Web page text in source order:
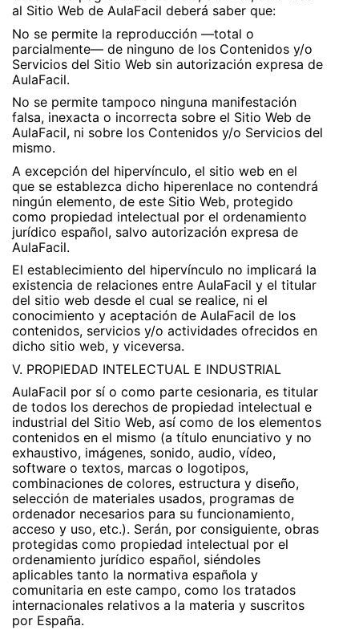
al Sitio Web de AulaFacil deberá saber que:
No se permite la reproducción —total o
parcialmente— de ninguno de los Contenidos y/o
Servicios del Sitio Web sin autorización expresa de
AulaFacil.
No se permite tampoco ninguna manifestación
falsa, inexacta o incorrecta sobre el Sitio Web de
AulaFacil, ni sobre los Contenidos y/o Servicios del
mismo.
A excepción del hipervínculo, el sitio web en el
que se establezca dicho hiperenlace no contendrá
ningún elemento, de este Sitio Web, protegido
como propiedad intelectual por el ordenamiento
jurídico español, salvo autorización expresa de
AulaFacil.
El establecimiento del hipervínculo no implicará la
existencia de relaciones entre AulaFacil y el titular
del sitio web desde el cual se realice, ni el
conocimiento y aceptación de AulaFacil de los
contenidos, servicios y/o actividades ofrecidos en
dicho sitio web, y viceversa.
V. PROPIEDAD INTELECTUAL E INDUSTRIAL
AulaFacil por sí o como parte cesionaria, es titular
de todos los derechos de propiedad intelectual e
industrial del Sitio Web, así como de los elementos
contenidos en el mismo (a título enunciativo y no
exhaustivo, imágenes, sonido, audio, vídeo,
software o textos, marcas o logotipos,
combinaciones de colores, estructura y diseño,
selección de materiales usados, programas de
ordenador necesarios para su funcionamiento,
acceso y uso, etc.). Serán, por consiguiente, obras
protegidas como propiedad intelectual por el
ordenamiento jurídico español, siéndoles
aplicables tanto la normativa española y
comunitaria en este campo, como los tratados
internacionales relativos a la materia y suscritos
por España.